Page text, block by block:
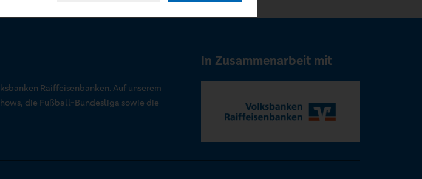
Raiffeisenbanken. Auf unserem
die Fußball-Bundesliga sowie die
In Zusammenarbeit mit